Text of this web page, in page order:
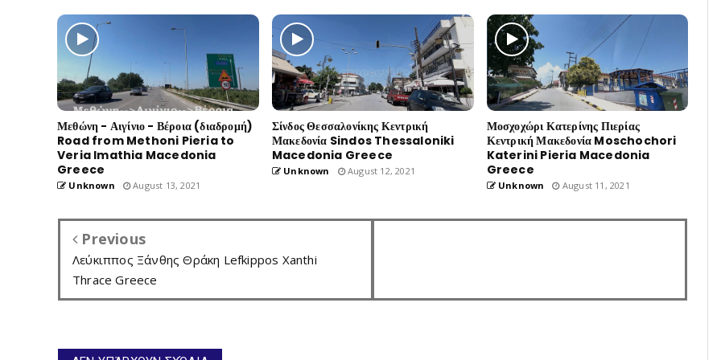
Μεθώνη - Αιγίνιο - Βέροια (διαδρομή)
Road from Methoni Pieria to
Veria Imathia Macedonia
Greece
Unknown August 13, 2021
Σίνδος Θεσσαλονίκης Κεντρική
Μακεδονία Sindos Thessaloniki
Macedonia Greece
Unknown August 12, 2021
Μοσχοχώρι Κατερίνης Πιερίας
Κεντρική Μακεδονία Moschochori
Katerini Pieria Macedonia
Greece
Unknown August 11, 2021
Previous
Λεύκιππος Ξάνθης Θράκη Lefkippos Xanthi
Thrace Greece